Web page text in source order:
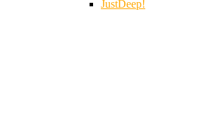
JustDeep!